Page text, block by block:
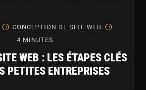
CONCEPTION DE SITE WEB
4 MINUTES
WEB : LES ÉTAPES CLÉS
PETITES ENTREPRISES